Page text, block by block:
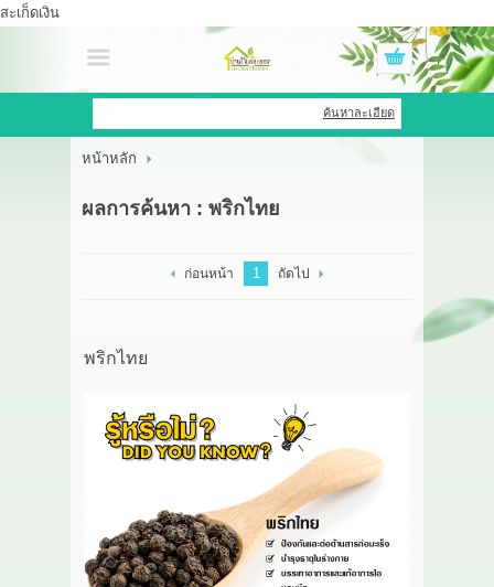
สะเก็ดเงิน
เข้าสู่ระบบ สมัครสมาชิก
สินค้าที่สนใจ
หน้าหลัก
GREEN HOUSE
ค้นหาละเอียด
หน้าหลัก
ผลการค้นหา : พริกไทย
ก่อนหน้า 1 ถัดไป
พริกไทย